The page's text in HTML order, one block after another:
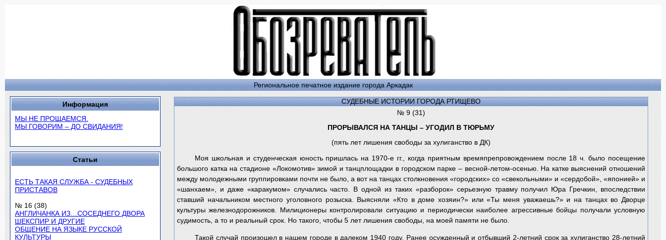
Региональное печатное издание города Аркадак
Информация
МЫ НЕ ПРОЩАЕМСЯ.
МЫ ГОВОРИМ – ДО СВИДАНИЯ!
Статьи
ЕСТЬ ТАКАЯ СЛУЖБА - СУДЕБНЫХ
ПРИСТАВОВ
№ 16 (38)
АНГЛИЧАНКА ИЗ…СОСЕДНЕГО ДВОРА
ШЕКСПИР И ДРУГИЕ
ОБЩЕНИЕ НА ЯЗЫКЕ РУССКОЙ
КУЛЬТУРЫ
СУДЕБНЫЕ ИСТОРИИ ГОРОДА РТИЩЕВО
№ 9 (31)
ПРОРЫВАЛСЯ НА ТАНЦЫ – УГОДИЛ В ТЮРЬМУ
(пять лет лишения свободы за хулиганство в ДК)
Моя школьная и студенческая юность пришлась на 1970-е гг., когда приятным времяпрепровождением после 18 ч. было посещение
большого катка на стадионе «Локомотив» зимой и танцплощадки в городском парке – весной-летом-осенью. На катке выяснений отношений
между молодежными группировками почти не было, а вот на танцах столкновения «городских» со «свекольными» и «сердобой», «японией» и
«шанхаем», и даже «каракумом» случались часто. В одной из таких «разборок» серьезную травму получил Юра Гречкин, впоследствии
ставший начальником местного уголовного розыска. Выясняли «Кто в доме хозяин?» или «Ты меня уважаешь?» и на танцах во Дворце
культуры железнодорожников. Милиционеры контролировали ситуацию и периодически наиболее агрессивные бойцы получали условную
судимость, а то и реальный срок. Но такого, чтобы 5 лет лишения свободы, на моей памяти не было.
Такой случай произошел в нашем городе в далеком 1940 году. Ранее осужденный и отбывший 2-летний срок за хулиганство 28-летний